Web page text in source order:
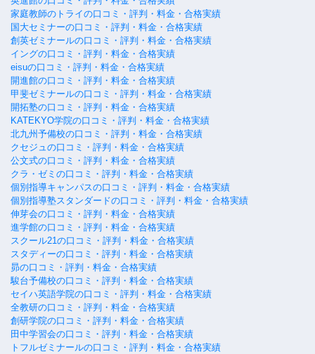
家庭教師のトライの口コミ・評判・料金・合格実績
国大セミナーの口コミ・評判・料金・合格実績
創英ゼミナールの口コミ・評判・料金・合格実績
イングの口コミ・評判・料金・合格実績
eisuの口コミ・評判・料金・合格実績
開進館の口コミ・評判・料金・合格実績
甲斐ゼミナールの口コミ・評判・料金・合格実績
開拓塾の口コミ・評判・料金・合格実績
KATEKYO学院の口コミ・評判・料金・合格実績
北九州予備校の口コミ・評判・料金・合格実績
クセジュの口コミ・評判・料金・合格実績
公文式の口コミ・評判・料金・合格実績
クラ・ゼミの口コミ・評判・料金・合格実績
個別指導キャンパスの口コミ・評判・料金・合格実績
個別指導塾スタンダードの口コミ・評判・料金・合格実績
伸芽会の口コミ・評判・料金・合格実績
進学館の口コミ・評判・料金・合格実績
スクール21の口コミ・評判・料金・合格実績
スタディーの口コミ・評判・料金・合格実績
昴の口コミ・評判・料金・合格実績
駿台予備校の口コミ・評判・料金・合格実績
セイハ英語学院の口コミ・評判・料金・合格実績
全教研の口コミ・評判・料金・合格実績
創研学院の口コミ・評判・料金・合格実績
田中学習会の口コミ・評判・料金・合格実績
トフルゼミナールの口コミ・評判・料金・合格実績